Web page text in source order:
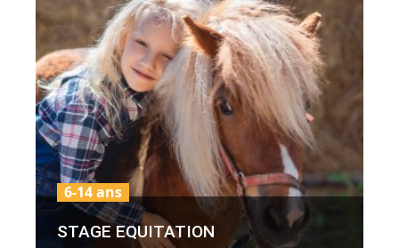
STAGE EQUITATION
6-14 ans